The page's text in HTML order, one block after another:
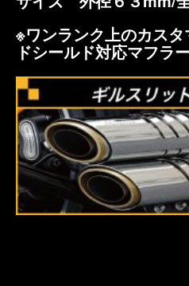
※ワンランク上のカス
ドシールド対応マフラー